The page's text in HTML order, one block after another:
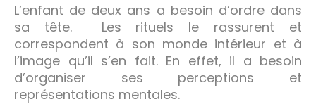
L’enfant de deux ans a besoin d’ordre dans
sa tête. Les rituels le rassurent et
correspondent à son monde intérieur et à
l’image qu’il s’en fait. En effet, il a besoin
d’organiser ses perceptions et
représentations mentales.